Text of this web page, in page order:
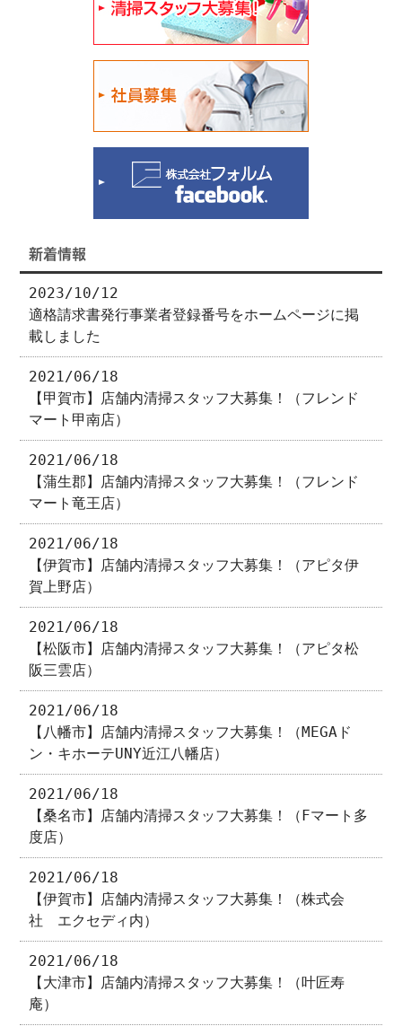
新着情報
2023/10/12
適格請求書発行事業者登録番号をホームページに掲
載しました
2021/06/18
【甲賀市】店舗内清掃スタッフ大募集！（フレンド
マート甲南店）
2021/06/18
【蒲生郡】店舗内清掃スタッフ大募集！（フレンド
マート竜王店）
2021/06/18
【伊賀市】店舗内清掃スタッフ大募集！（アピタ伊
賀上野店）
2021/06/18
【松阪市】店舗内清掃スタッフ大募集！（アピタ松
阪三雲店）
2021/06/18
【八幡市】店舗内清掃スタッフ大募集！（MEGAド
ン・キホーテUNY近江八幡店）
2021/06/18
【桑名市】店舗内清掃スタッフ大募集！（Fマート多
度店）
2021/06/18
【伊賀市】店舗内清掃スタッフ大募集！（株式会
社 エクセディ内）
2021/06/18
【大津市】店舗内清掃スタッフ大募集！（叶匠寿
庵）